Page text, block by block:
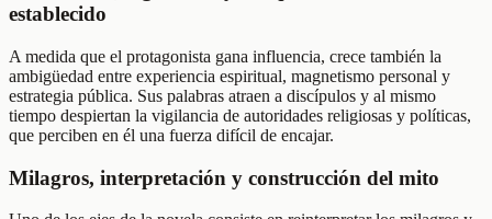
establecido
A medida que el protagonista gana influencia, crece también la
ambigüedad entre experiencia espiritual, magnetismo personal y
estrategia pública. Sus palabras atraen a discípulos y al mismo
tiempo despiertan la vigilancia de autoridades religiosas y políticas,
que perciben en él una fuerza difícil de encajar.
Milagros, interpretación y construcción del mito